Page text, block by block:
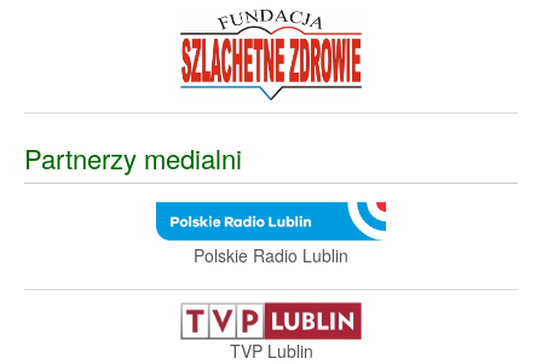
Partnerzy medialni
Polskie Radio Lublin
TVP Lublin